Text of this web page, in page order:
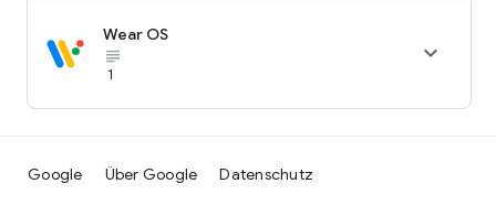
Wear OS
subject_black
1

Google Über Google Datenschutz